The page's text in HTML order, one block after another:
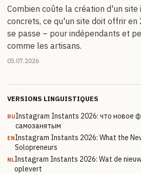
Combien coûte la création d'un site
concrets, ce qu'un site doit offrir
se passe – pour indépendants et
comme les artisans.
05.07.2026
VERSIONS LINGUISTIQUES
RUInstagram Instants 2026: что новое
самозанятым
ENInstagram Instants 2026: What the
Solopreneurs
NLInstagram Instants 2026: Wat de
oplevert